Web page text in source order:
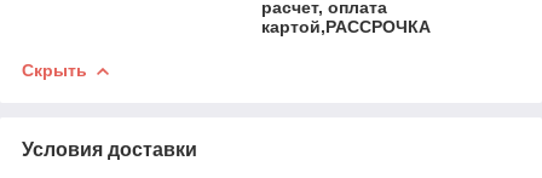
расчет, оплата
картой,РАССРОЧКА
Скрыть
Условия доставки